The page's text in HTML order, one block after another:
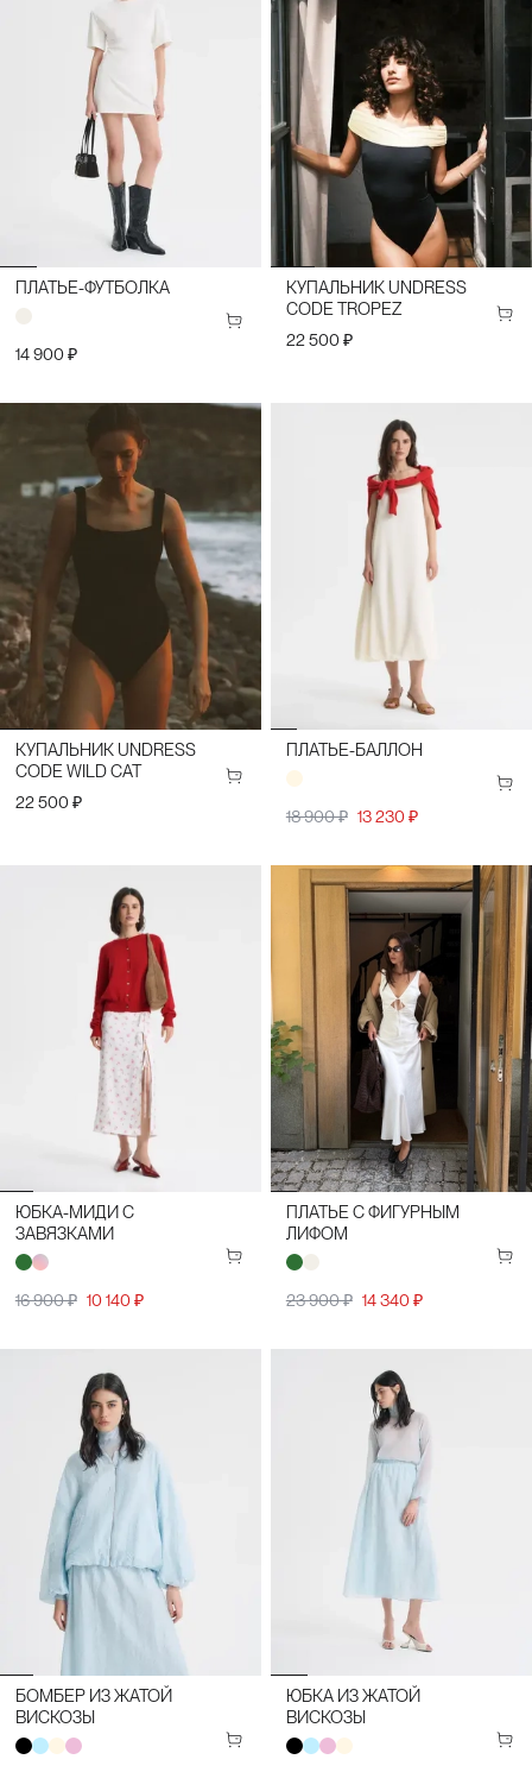
ПЛАТЬЕ-ФУТБОЛКА
14 900 ₽
КУПАЛЬНИК UNDRESS
CODE TROPEZ
22 500 ₽
КУПАЛЬНИК UNDRESS
CODE WILD CAT
22 500 ₽
ПЛАТЬЕ-БАЛЛОН
18 900 ₽ 13 230 ₽
ЮБКА-МИДИ С
ЗАВЯЗКАМИ
16 900 ₽ 10 140 ₽
ПЛАТЬЕ С ФИГУРНЫМ
ЛИФОМ
23 900 ₽ 14 340 ₽
БОМБЕР ИЗ ЖАТОЙ
ВИСКОЗЫ
ЮБКА ИЗ ЖАТОЙ
ВИСКОЗЫ